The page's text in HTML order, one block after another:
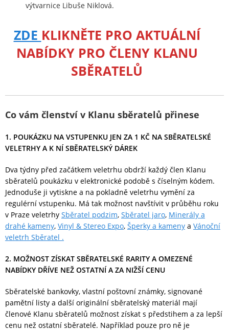
výtvarnice Libuše Niklová.
ZDE KLIKNĚTE PRO AKTUÁLNÍ
NABÍDKY PRO ČLENY KLANU
SBĚRATELŮ
Co vám členství v Klanu sběratelů přinese
1. POUKÁZKU NA VSTUPENKU JEN ZA 1 KČ NA SBĚRATELSKÉ
VELETRHY A K NÍ SBĚRATELSKÝ DÁREK
Dva týdny před začátkem veletrhu obdrží každý člen Klanu
sběratelů poukázku v elektronické podobě s číselným kódem.
Jednoduše ji vytiskne a na pokladně veletrhu vymění za
regulérní vstupenku. Má tak možnost navštívit v průběhu roku
v Praze veletrhy Sběratel podzim, Sběratel jaro, Minerály a
drahé kameny, Vinyl & Stereo Expo, Šperky a kameny a Vánoční
veletrh Sběratel .
2. MOŽNOST ZÍSKAT SBĚRATELSKÉ RARITY A OMEZENÉ
NABÍDKY DŘÍVE NEŽ OSTATNÍ A ZA NIŽŠÍ CENU
Sběratelské bankovky, vlastní poštovní známky, signované
pamětní listy a další originální sběratelský materiál mají
členové Klanu sběratelů možnost získat s předstihem a za lepší
cenu než ostatní sběratelé. Například pouze pro ně je